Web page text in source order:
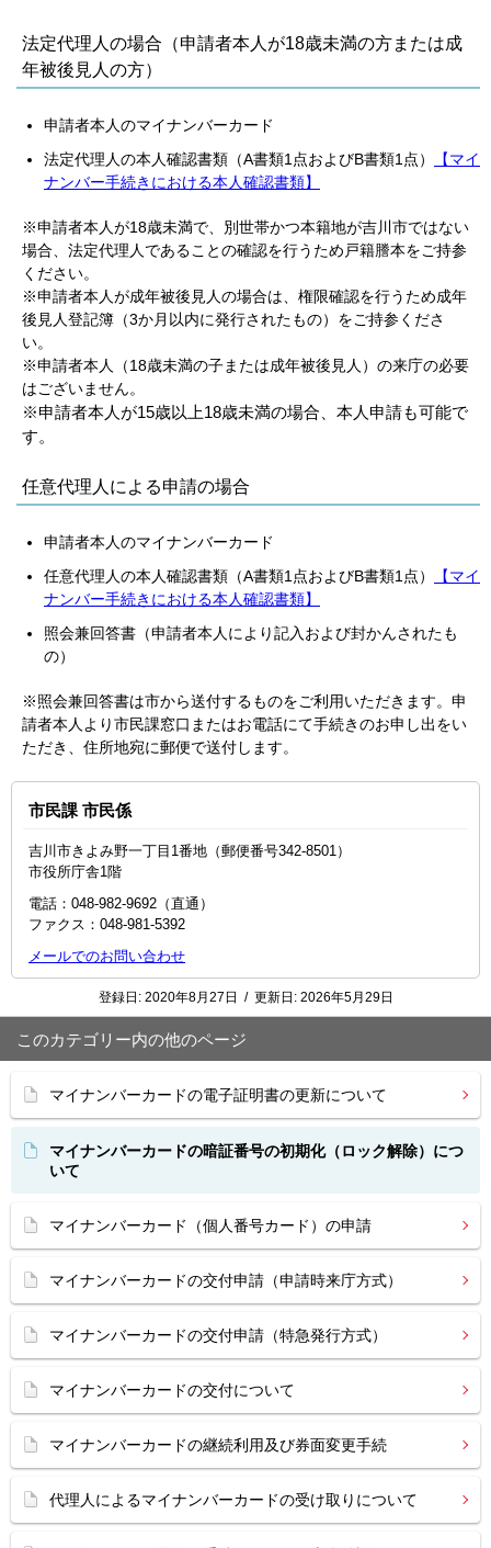
法定代理人の場合（申請者本人が18歳未満の方または成
年被後見人の方）
申請者本人のマイナンバーカード
法定代理人の本人確認書類（A書類1点およびB書類1点）
【マイ
ナンバー手続きにおける本人確認書類】
※申請者本人が18歳未満で、別世帯かつ本籍地が吉川市ではない
場合、法定代理人であることの確認を行うため戸籍謄本をご持参
ください。
※申請者本人が成年被後見人の場合は、権限確認を行うため成年
後見人登記簿（3か月以内に発行されたもの）をご持参くださ
い。
※申請者本人（18歳未満の子または成年被後見人）の来庁の必要
はございません。
※申請者本人が15歳以上18歳未満の場合、本人申請も可能で
す。
任意代理人による申請の場合
申請者本人のマイナンバーカード
任意代理人の本人確認書類（A書類1点およびB書類1点）
【マイ
ナンバー手続きにおける本人確認書類】
照会兼回答書（申請者本人により記入および封かんされたも
の）
※照会兼回答書は市から送付するものをご利用いただきます。申
請者本人より市民課窓口またはお電話にて手続きのお申し出をい
ただき、住所地宛に郵便で送付します。
市民課 市民係
吉川市きよみ野一丁目1番地（郵便番号342-8501）
市役所庁舎1階
電話：048‐982‐9692（直通）
ファクス：048‐981‐5392
メールでのお問い合わせ
登録日: 2020年8月27日 / 更新日: 2026年5月29日
このカテゴリー内の他のページ
マイナンバーカードの電子証明書の更新について
マイナンバーカードの暗証番号の初期化（ロック解除）につ
いて
マイナンバーカード（個人番号カード）の申請
マイナンバーカードの交付申請（申請時来庁方式）
マイナンバーカードの交付申請（特急発行方式）
マイナンバーカードの交付について
マイナンバーカードの継続利用及び券面変更手続
代理人によるマイナンバーカードの受け取りについて